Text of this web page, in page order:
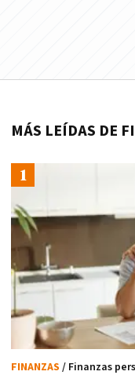
MÁS LEÍDAS DE
FINANZAS / Finanzas